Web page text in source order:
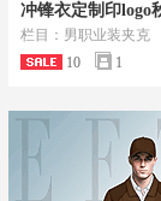
冲锋衣定制印logo
栏目：男职业装夹克
10
1